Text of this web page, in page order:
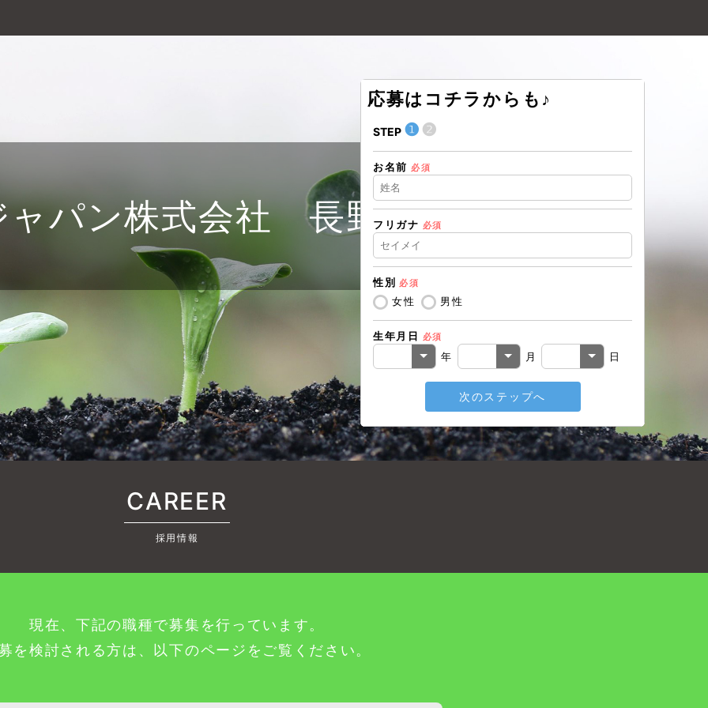
ャパン株式会社 長野営業所
応募はコチラからも♪
STEP ❶❷
お名前 必須
フリガナ 必須
性別 必須
女性 男性
生年月日 必須
年 月 日
次のステップへ
CAREER
採用情報
現在、下記の職種で募集を行っています。
を検討される方は、以下のページをご覧ください。